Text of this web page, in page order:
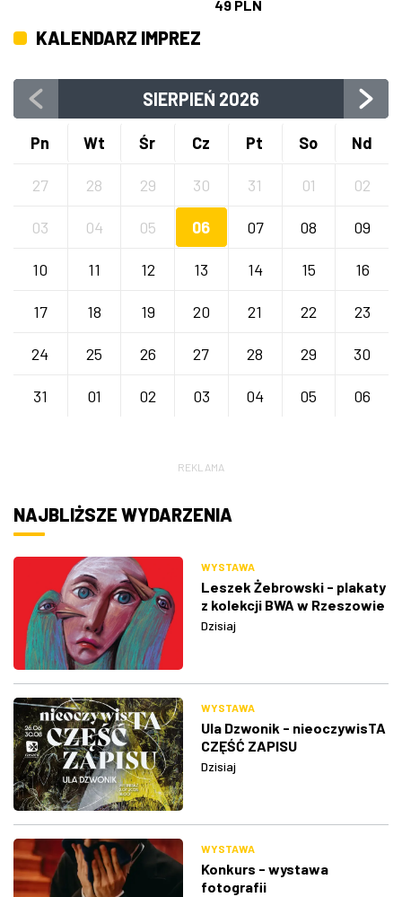
49 PLN
KALENDARZ IMPREZ
SIERPIEŃ 2026
Pn Wt Śr Cz Pt So Nd
27 28 29 30 31 01 02
03 04 05 06 07 08 09
10 11 12 13 14 15 16
17 18 19 20 21 22 23
24 25 26 27 28 29 30
31 01 02 03 04 05 06
REKLAMA
NAJBLIŻSZE WYDARZENIA
WYSTAWA
Leszek Żebrowski - plakaty
z kolekcji BWA w Rzeszowie
Dzisiaj
WYSTAWA
Ula Dzwonik - nieoczywisTA
CZĘŚĆ ZAPISU
Dzisiaj
WYSTAWA
Konkurs - wystawa
fotografii